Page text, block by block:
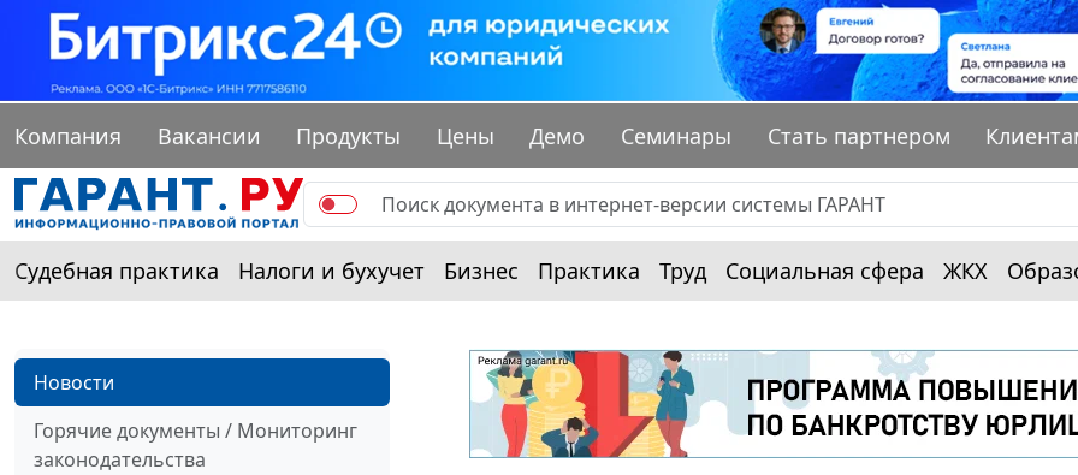
Компания Вакансии Продукты Цены Демо Семинары Стать партнером
Судебная практика Налоги и бухучет Бизнес Практика Труд Социальная сфера ЖКХ
Новости
Горячие документы / Мониторинг
законодательства